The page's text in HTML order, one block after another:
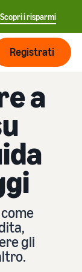
Scopri i risparmi
Registrati
a
gli